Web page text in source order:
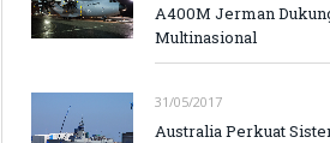
A400M Jerman
Multinasional
31/05/2017
Australia Perkuat